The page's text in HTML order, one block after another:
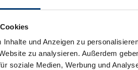
und Anzeigen zu
zu analysieren. Außerdem
soziale Medien, Werbung und